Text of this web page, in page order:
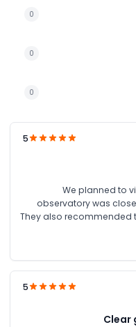
0
0
0
5
We planned to
observatory was
They also recommended
5
Clear